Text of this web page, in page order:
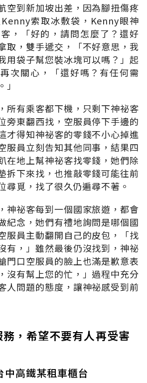
空到新加坡出差，因為腳扭傷疼
索取冰敷袋，Kenny眼神
，「好的，請問怎麼了？還好
取，雙手遞交，「不好意思，我
用袋子幫您裝冰塊可以嗎？」起
次關心，「還好嗎？有任何需
所有乘客都下機，只剩下神祕客
旁東翻西找，空服員停下手邊的
才得知神祕客的零錢不小心掉進
服員立刻告知其他同事，結果四
在地上幫神祕客找零錢，她們除
拆下來找，也推敲零錢可能往前
尋覓，找了很久仍遍尋不著。
神祕客每到一個國家旅遊，都會
紀念，她們有禮地詢問是哪個國
服員主動翻開自己的皮包，「找
有，」雖然最後仍沒找到，神祕
門口空服員的臉上也滿是歉意表
沒有幫上您的忙，」過程中充分
人問題的態度，讓神祕感受到前
，希望不要有人再受害
中高鐵某租車櫃台